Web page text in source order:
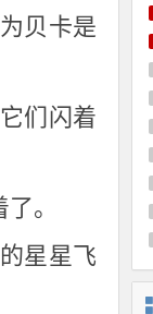
贝卡是
们闪着
。
星星飞